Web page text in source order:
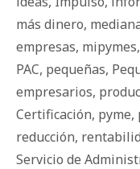
más dinero,
empresas, mipymes,
PAC, pequeñas,
empresarios,
Certificación, pyme,
reducción,
Servicio de